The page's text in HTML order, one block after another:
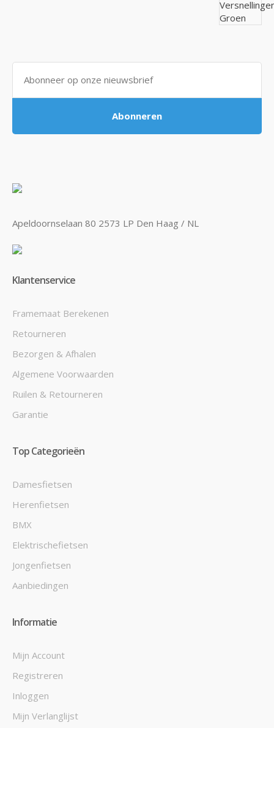
Abonneren
Apeldoornselaan 80 2573 LP Den Haag / NL
Klantenservice
Framemaat Berekenen
Retourneren
Bezorgen & Afhalen
Algemene Voorwaarden
Ruilen & Retourneren
Garantie
Top Categorieën
Damesfietsen
Herenfietsen
BMX
Elektrischefietsen
Jongenfietsen
Aanbiedingen
Informatie
Mijn Account
Registreren
Inloggen
Mijn Verlanglijst